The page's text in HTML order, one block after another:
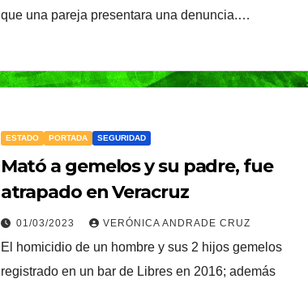
que una pareja presentara una denuncia.…
ESTADO PORTADA SEGURIDAD
Mató a gemelos y su padre, fue
atrapado en Veracruz
01/03/2023 VERÓNICA ANDRADE CRUZ
El homicidio de un hombre y sus 2 hijos gemelos
registrado en un bar de Libres en 2016; además